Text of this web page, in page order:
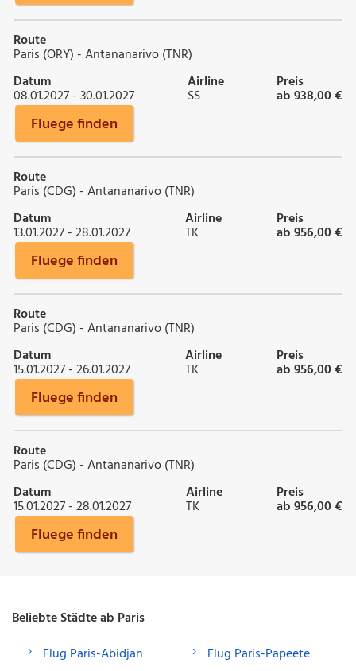
Route
Paris (ORY) - Antananarivo (TNR)
Datum
08.01.2027 - 30.01.2027
Airline
SS
Preis
ab 938,00 €
Fluege finden
Route
Paris (CDG) - Antananarivo (TNR)
Datum
13.01.2027 - 28.01.2027
Airline
TK
Preis
ab 956,00 €
Fluege finden
Route
Paris (CDG) - Antananarivo (TNR)
Datum
15.01.2027 - 26.01.2027
Airline
TK
Preis
ab 956,00 €
Fluege finden
Route
Paris (CDG) - Antananarivo (TNR)
Datum
15.01.2027 - 28.01.2027
Airline
TK
Preis
ab 956,00 €
Fluege finden
Beliebte Städte ab Paris
Flug Paris-Abidjan
Flug Paris-Papeete